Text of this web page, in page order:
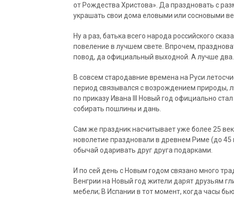
от Рождества Христова». Да праздновать с
украшать свои дома еловыми или сосновыми
Ну а раз, батька всего народа российского
повеление в лучшем свете. Впрочем,
повод, да официальный выходной. А лучше
В совсем стародавние времена на Руси
период связывался с возрождением природы,
по приказу Ивана III Новый год официально
собирать пошлины и дань.
Сам же праздник насчитывает уже более 25
новолетие праздновали в древнем Риме (до 45
обычай одаривать друг друга подарками.
И по сей день с Новым годом связано много
Венгрии на Новый год жители дарят друзьям
мебели; В Испании в тот момент, когда часы